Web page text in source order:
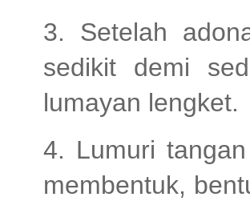
3. Setelah
sedikit demi
lumayan lengket.
4. Lumuri
membentuk,